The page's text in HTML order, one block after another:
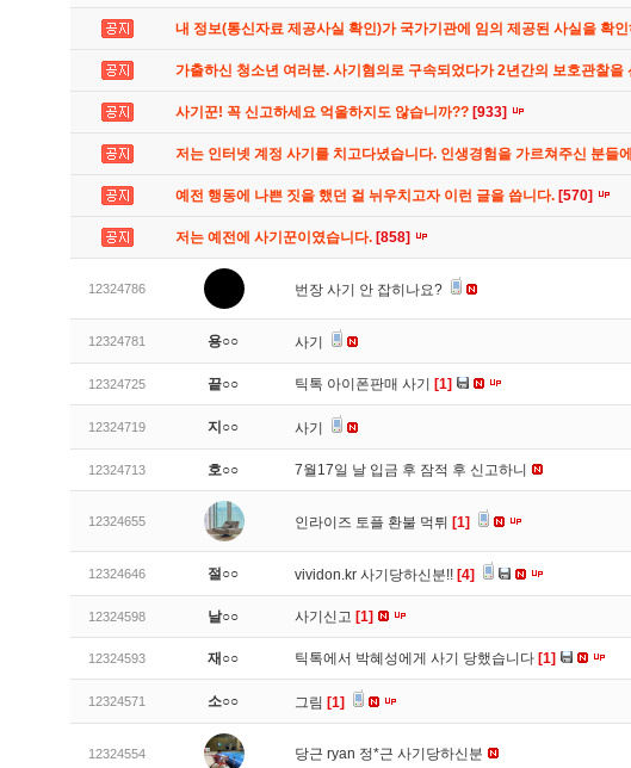
내 정보(통신자료 제공사실 확인)가 국가기관에 임의 제공된 사실을 확
가출하신 청소년 여러분. 사기혐의로 구속되었다가 2년간의 보호관찰을
사기꾼! 꼭 신고하세요 억울하지도 않습니까?? [933]
저는 인터넷 계정 사기를 치고다녔습니다. 인생경험을 가르쳐주신 분들
예전 행동에 나쁜 짓을 했던 걸 뉘우치고자 이런 글을 씁니다. [570]
저는 예전에 사기꾼이였습니다. [858]
12324786 번장 사기 안 잡히나요?
12324781 용○○ 사기
12324725 끝○○ 틱톡 아이폰판매 사기 [1]
12324719 지○○ 사기
12324713 호○○ 7월17일 날 입금 후 잠적 후 신고하니
12324655 인라이즈 토플 환불 먹튀 [1]
12324646 절○○ vividon.kr 사기당하신분!! [4]
12324598 날○○ 사기신고 [1]
12324593 재○○ 틱톡에서 박혜성에게 사기 당했습니다 [1]
12324571 소○○ 그림 [1]
12324554 당근 ryan 정*근 사기당하신분